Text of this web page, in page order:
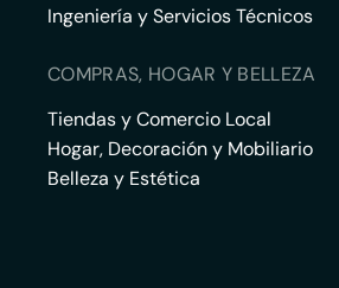
Ingeniería y Servicios Técnicos
COMPRAS, HOGAR Y BELLEZA
Tiendas y Comercio Local
Hogar, Decoración y Mobiliario
Belleza y Estética